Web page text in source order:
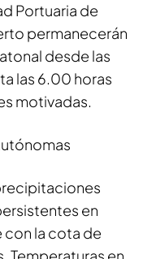
Portuaria de
permanecerán
desde las
las 6.00 horas
motivadas.
en
con la cota de